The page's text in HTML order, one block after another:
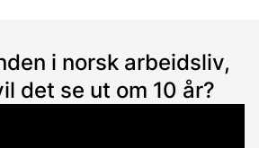
i norsk arbeidsliv,
det se ut om 10 år?